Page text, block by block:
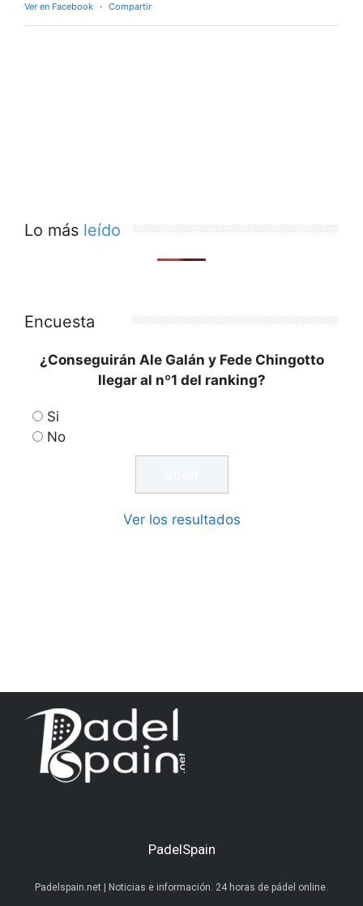
Ver en Facebook · Compartir
Lo más leído
Encuesta
¿Conseguirán Ale Galán y Fede Chingotto
llegar al nº1 del ranking?
Si
No
Ver los resultados
PadelSpain
Padelspain.net | Noticias e información. 24 horas de pádel online.